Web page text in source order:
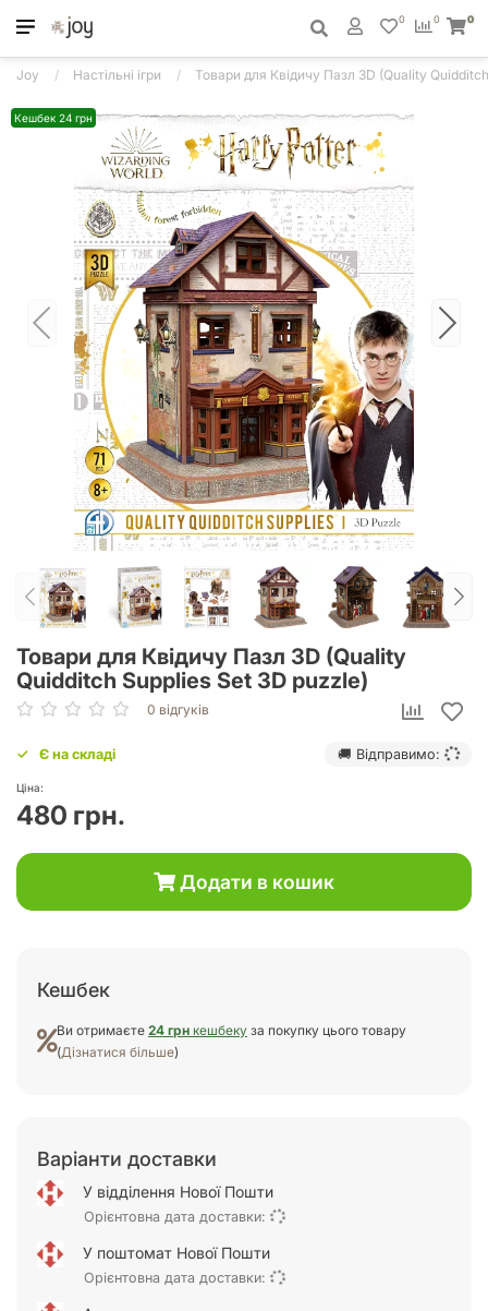
0
0 0
Joy Настільні ігри Товари для Квідичу Пазл 3D (Quality
Кешбек 24 грн
Товари для Квідичу Пазл 3D (Quality
Quidditch Supplies Set 3D puzzle)
0 відгуків
Є на складі 🚚 Відправимо:
Ціна:
480 грн.
Додати в кошик
Кешбек
Ви отримаєте 24 грн кешбеку за покупку цього товару
(Дізнатися більше)
Варіанти доставки
У відділення Нової Пошти
Орієнтовна дата доставки:
У поштомат Нової Пошти
Орієнтовна дата доставки: